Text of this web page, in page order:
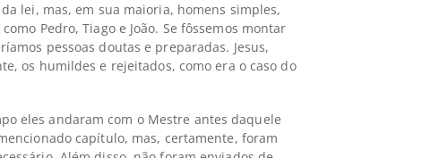
lei, mas, em sua maioria, homens simples,
Pedro, Tiago e João. Se fôssemos montar
pessoas doutas e preparadas. Jesus,
os humildes e rejeitados, como era o caso do
eles andaram com o Mestre antes daquele
capítulo, mas, certamente, foram